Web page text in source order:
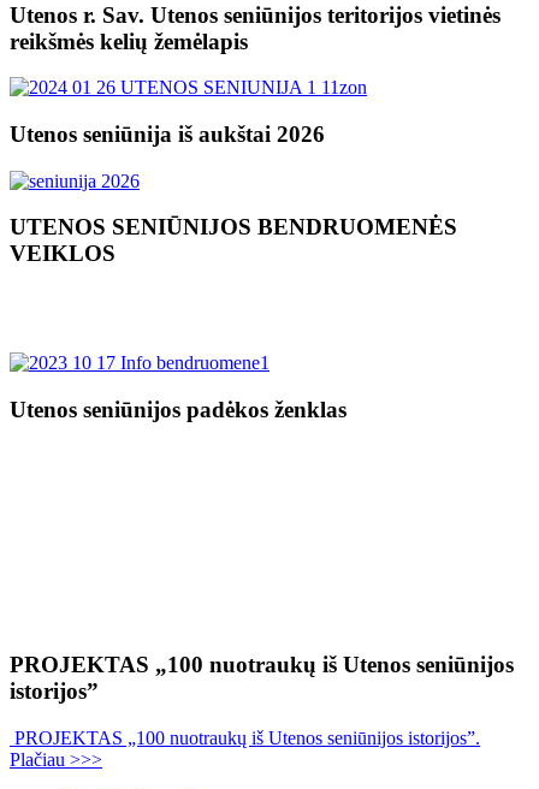
Utenos r. Sav. Utenos seniūnijos teritorijos vietinės
reikšmės kelių žemėlapis
Utenos seniūnija iš aukštai 2026
UTENOS SENIŪNIJOS BENDRUOMENĖS
VEIKLOS
Utenos seniūnijos padėkos ženklas
PROJEKTAS „100 nuotraukų iš Utenos seniūnijos
istorijos”
PROJEKTAS „100 nuotraukų iš Utenos seniūnijos istorijos”.
Plačiau >>>